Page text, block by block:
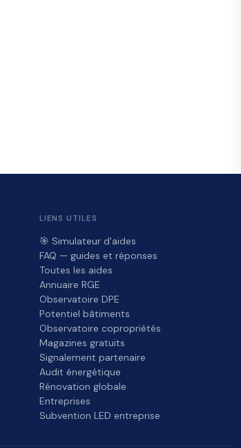
LIENS UTILES
🎯 Simulateur d'aides
FAQ — guides et réponses
Toutes les aides
Annuaire RGE
Observatoire DPE
Potentiel bâtiments
Observatoire copropriétés
Magazines gratuits
Signalement partenaire
Audit énergétique
Rénovation globale
Entreprises
Subvention LED entreprise